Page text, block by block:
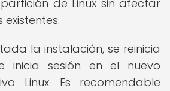
de Linux sin afectar
la instalación, se reinicia
inicia sesión en el nuevo
Linux. Es recomendable